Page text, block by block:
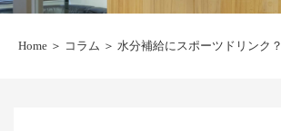
Home ＞ コラム ＞ 水分補給にスポーツドリンク？